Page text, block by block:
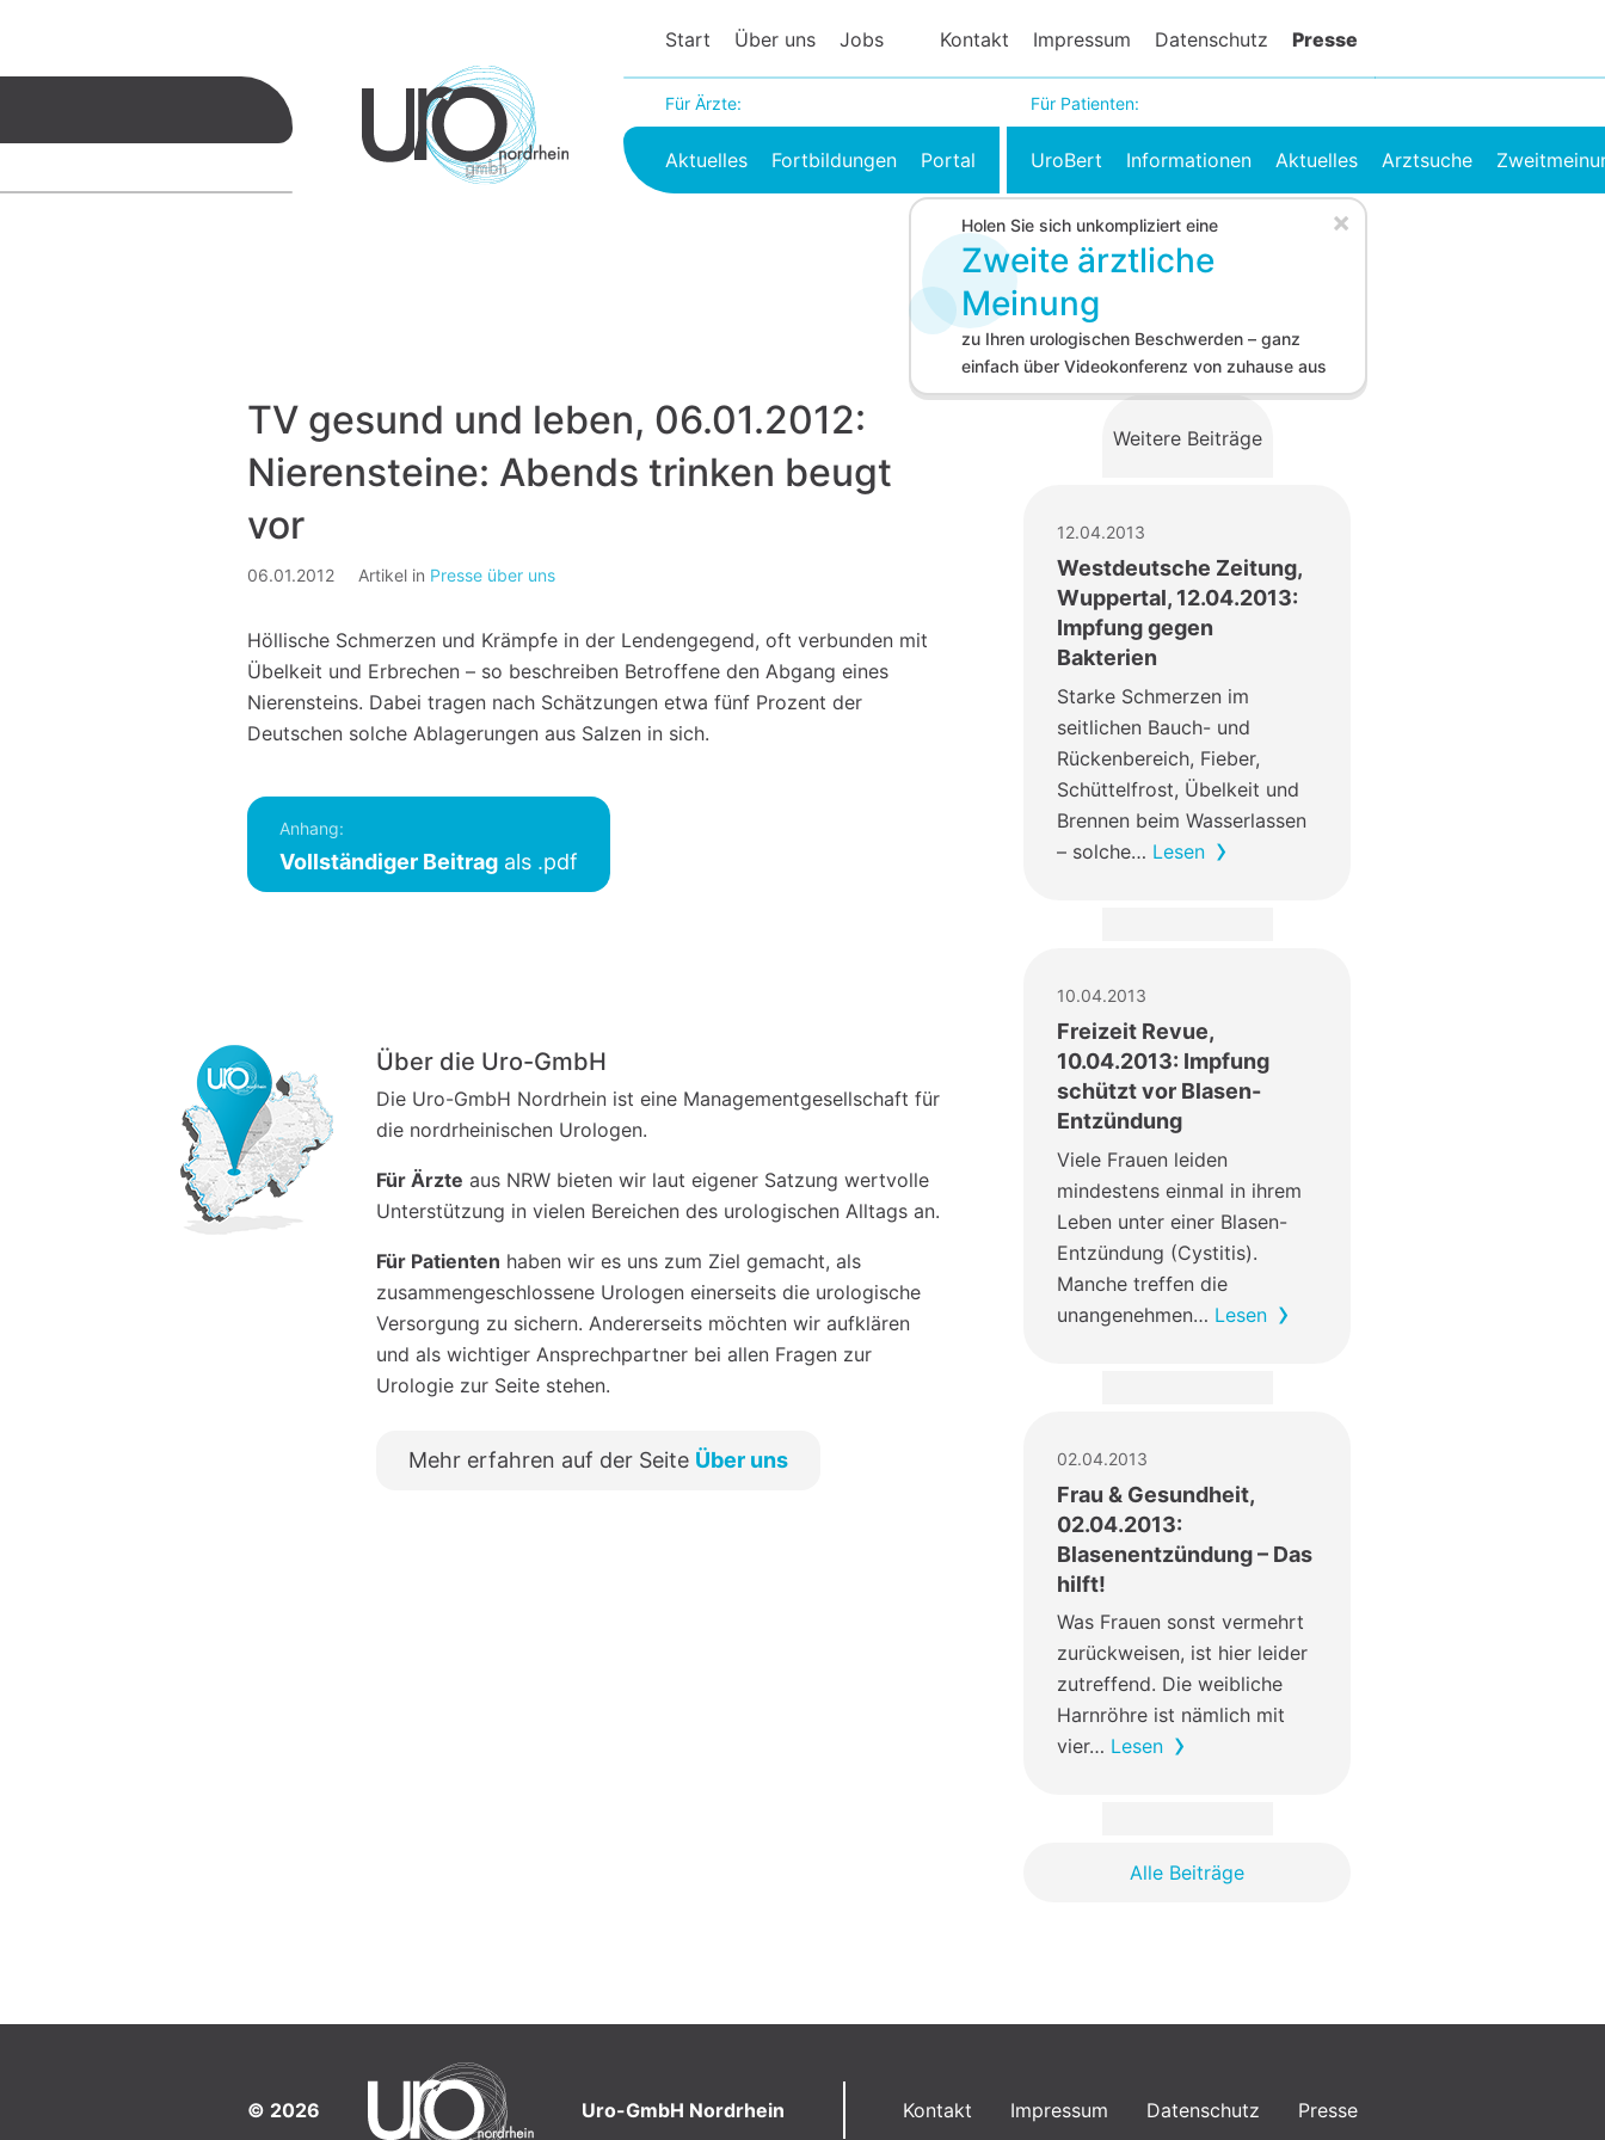
Start Über uns Jobs Kontakt Impressum Datenschutz Presse
Für Ärzte:
Aktuelles Fortbildungen Portal
Für Patienten:
UroBert Informationen Aktuelles Arztsuche
Holen Sie sich unkompliziert eine
Zweite ärztliche
Meinung
zu Ihren urologischen Beschwerden – ganz
einfach über Videokonferenz von zuhause aus
×
TV gesund und leben, 06.01.2012:
Nierensteine: Abends trinken beugt
vor
06.01.2012 Artikel in Presse über uns
Höllische Schmerzen und Krämpfe in der Lendengegend, oft verbunden mit
Übelkeit und Erbrechen – so beschreiben Betroffene den Abgang eines
Nierensteins. Dabei tragen nach Schätzungen etwa fünf Prozent der
Deutschen solche Ablagerungen aus Salzen in sich.
Anhang:
Vollständiger Beitrag als .pdf
Über die Uro-GmbH
Die Uro-GmbH Nordrhein ist eine Managementgesellschaft für
die nordrheinischen Urologen.
Für Ärzte aus NRW bieten wir laut eigener Satzung wertvolle
Unterstützung in vielen Bereichen des urologischen Alltags an.
Für Patienten haben wir es uns zum Ziel gemacht, als
zusammengeschlossene Urologen einerseits die urologische
Versorgung zu sichern. Andererseits möchten wir aufklären
und als wichtiger Ansprechpartner bei allen Fragen zur
Urologie zur Seite stehen.
Mehr erfahren auf der Seite Über uns
Weitere Beiträge
12.04.2013
Westdeutsche Zeitung,
Wuppertal, 12.04.2013:
Impfung gegen
Bakterien
Starke Schmerzen im
seitlichen Bauch- und
Rückenbereich, Fieber,
Schüttelfrost, Übelkeit und
Brennen beim Wasserlassen
– solche… Lesen
10.04.2013
Freizeit Revue,
10.04.2013: Impfung
schützt vor Blasen-
Entzündung
Viele Frauen leiden
mindestens einmal in ihrem
Leben unter einer Blasen-
Entzündung (Cystitis).
Manche treffen die
unangenehmen… Lesen
02.04.2013
Frau & Gesundheit,
02.04.2013:
Blasenentzündung – Das
hilft!
Was Frauen sonst vermehrt
zurückweisen, ist hier leider
zutreffend. Die weibliche
Harnröhre ist nämlich mit
vier… Lesen
Alle Beiträge
© 2026 Uro-GmbH Nordrhein Kontakt Impressum Datenschutz Presse